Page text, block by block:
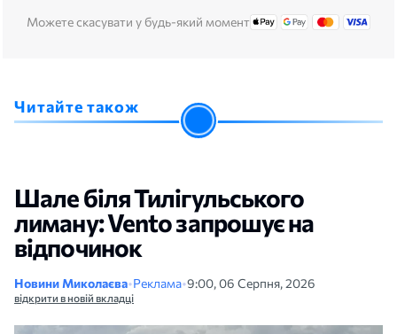
Можете скасувати у будь-який момент
Читайте також
Шале біля Тилігульського
лиману: Vento запрошує на
відпочинок
Новини Миколаєва•Реклама•9:00, 06 Серпня, 2026
відкрити в новій вкладці